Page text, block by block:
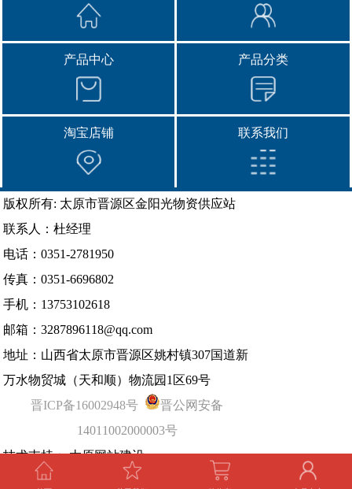
产品中心 产品分类
淘宝店铺 联系我们
版权所有: 太原市晋源区金阳光物资供应站
联系人：杜经理
电话：0351-2781950
传真：0351-6696802
手机：13753102618
邮箱：3287896118@qq.com
地址：山西省太原市晋源区姚村镇307国道新
万水物贸城（天和顺）物流园1区69号
晋ICP备16002948号
晋公网安备
14011002000003号
技术支持：太原网站建设